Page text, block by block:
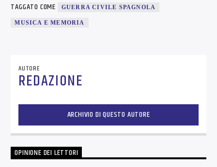
TAGGATO COME GUERRA CIVILE SPAGNOLA
MUSICA E MEMORIA
AUTORE
REDAZIONE
ARCHIVIO DI QUESTO AUTORE
OPINIONE DEI LETTORI